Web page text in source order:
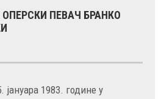
ОПЕРСКИ ПЕВАЧ БРАНКО
1983. године у